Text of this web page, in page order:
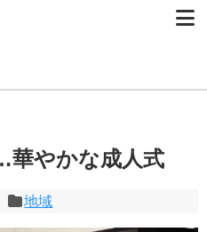
華やかな成人式
地域